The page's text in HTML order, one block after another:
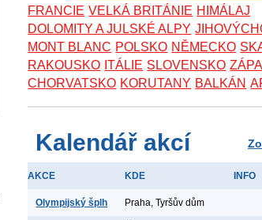
FRANCIE VELKÁ BRITÁNIE HIMÁLAJ
DOLOMITY A JULSKÉ ALPY
MONT BLANC POLSKO NĚMECKO
RAKOUSKO ITÁLIE SLOVENSKO
CHORVATSKO KORUTANY BALKÁN
Kalendář akcí
AKCE KDE INFO
Olympijský šplh Praha, Tyršův dům